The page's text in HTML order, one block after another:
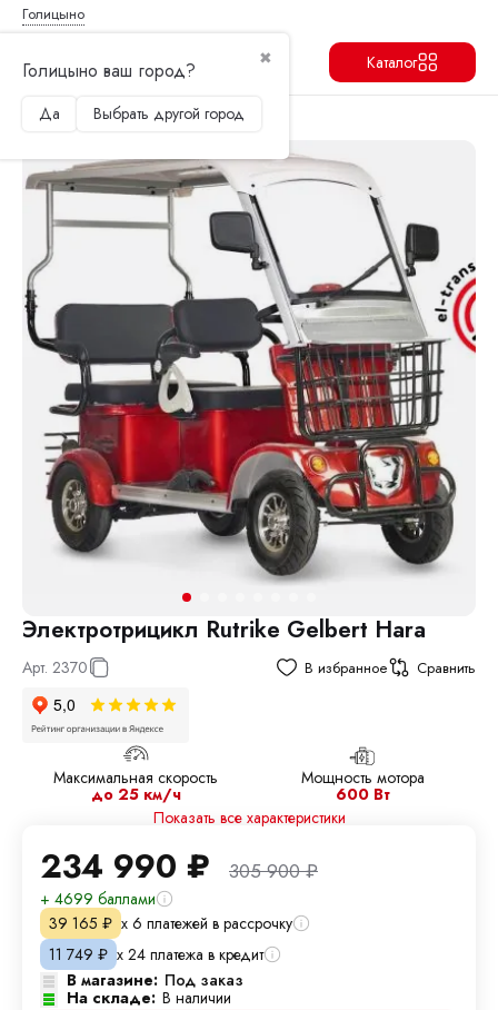
Голицыно
✖
Голицыно ваш город?
Да Выбрать другой город
Каталог
Электротрицикл Rutrike Gelbert Hara
Арт. 2370 В избранное Сравнить
Максимальная скорость
до 25 км/ч
Мощность мотора
600 Вт
Показать все характеристики
234 990 ₽ 305 900₽
+ 4699 баллами
39 165 ₽ х 6 платежей в рассрочку
11 749 ₽ х 24 платежа в кредит
В магазине: Под заказ
На складе: В наличии
Продолжить